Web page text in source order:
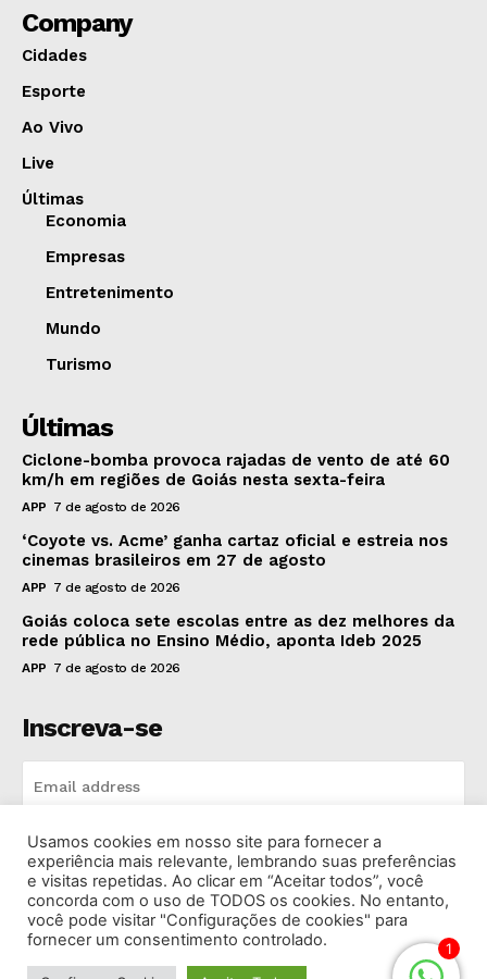
Company
Cidades
Esporte
Ao Vivo
Live
Últimas
Economia
Empresas
Entretenimento
Mundo
Turismo
Últimas
Ciclone-bomba provoca rajadas de vento de até 60
km/h em regiões de Goiás nesta sexta-feira
APP 7 de agosto de 2026
‘Coyote vs. Acme’ ganha cartaz oficial e estreia nos
cinemas brasileiros em 27 de agosto
APP 7 de agosto de 2026
Goiás coloca sete escolas entre as dez melhores da
rede pública no Ensino Médio, aponta Ideb 2025
APP 7 de agosto de 2026
Inscreva-se
INSCREVA-SE
I've read and accept the Privacy Policy.
1
Usamos cookies em nosso site para fornecer a
experiência mais relevante, lembrando suas preferências
e visitas repetidas. Ao clicar em “Aceitar todos”, você
concorda com o uso de TODOS os cookies. No entanto,
você pode visitar "Configurações de cookies" para
fornecer um consentimento controlado.